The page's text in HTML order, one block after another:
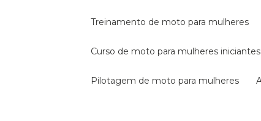
treinamento de moto para mulheres
curso de moto para mulheres iniciantes
pilotagem de moto para mulheres